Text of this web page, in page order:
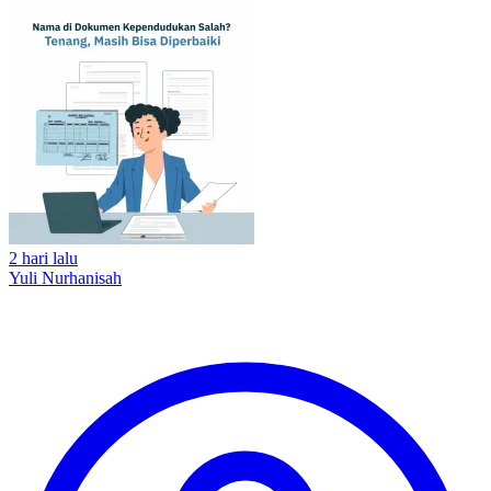
2 hari lalu
Yuli Nurhanisah